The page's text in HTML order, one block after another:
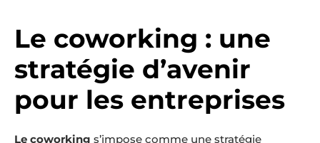
Le coworking : une
stratégie d’avenir
pour les entreprises
Le coworking s’impose comme une stratégie